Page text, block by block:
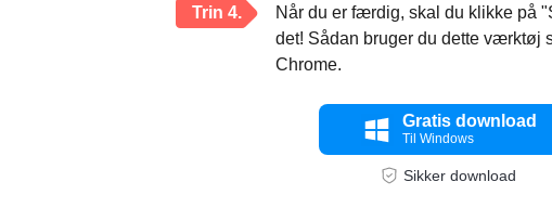
Trin 4.
Når du er færdig, skal du klikke på
det! Sådan bruger du dette værktøj
Chrome.
Gratis download
Til Windows
Sikker download